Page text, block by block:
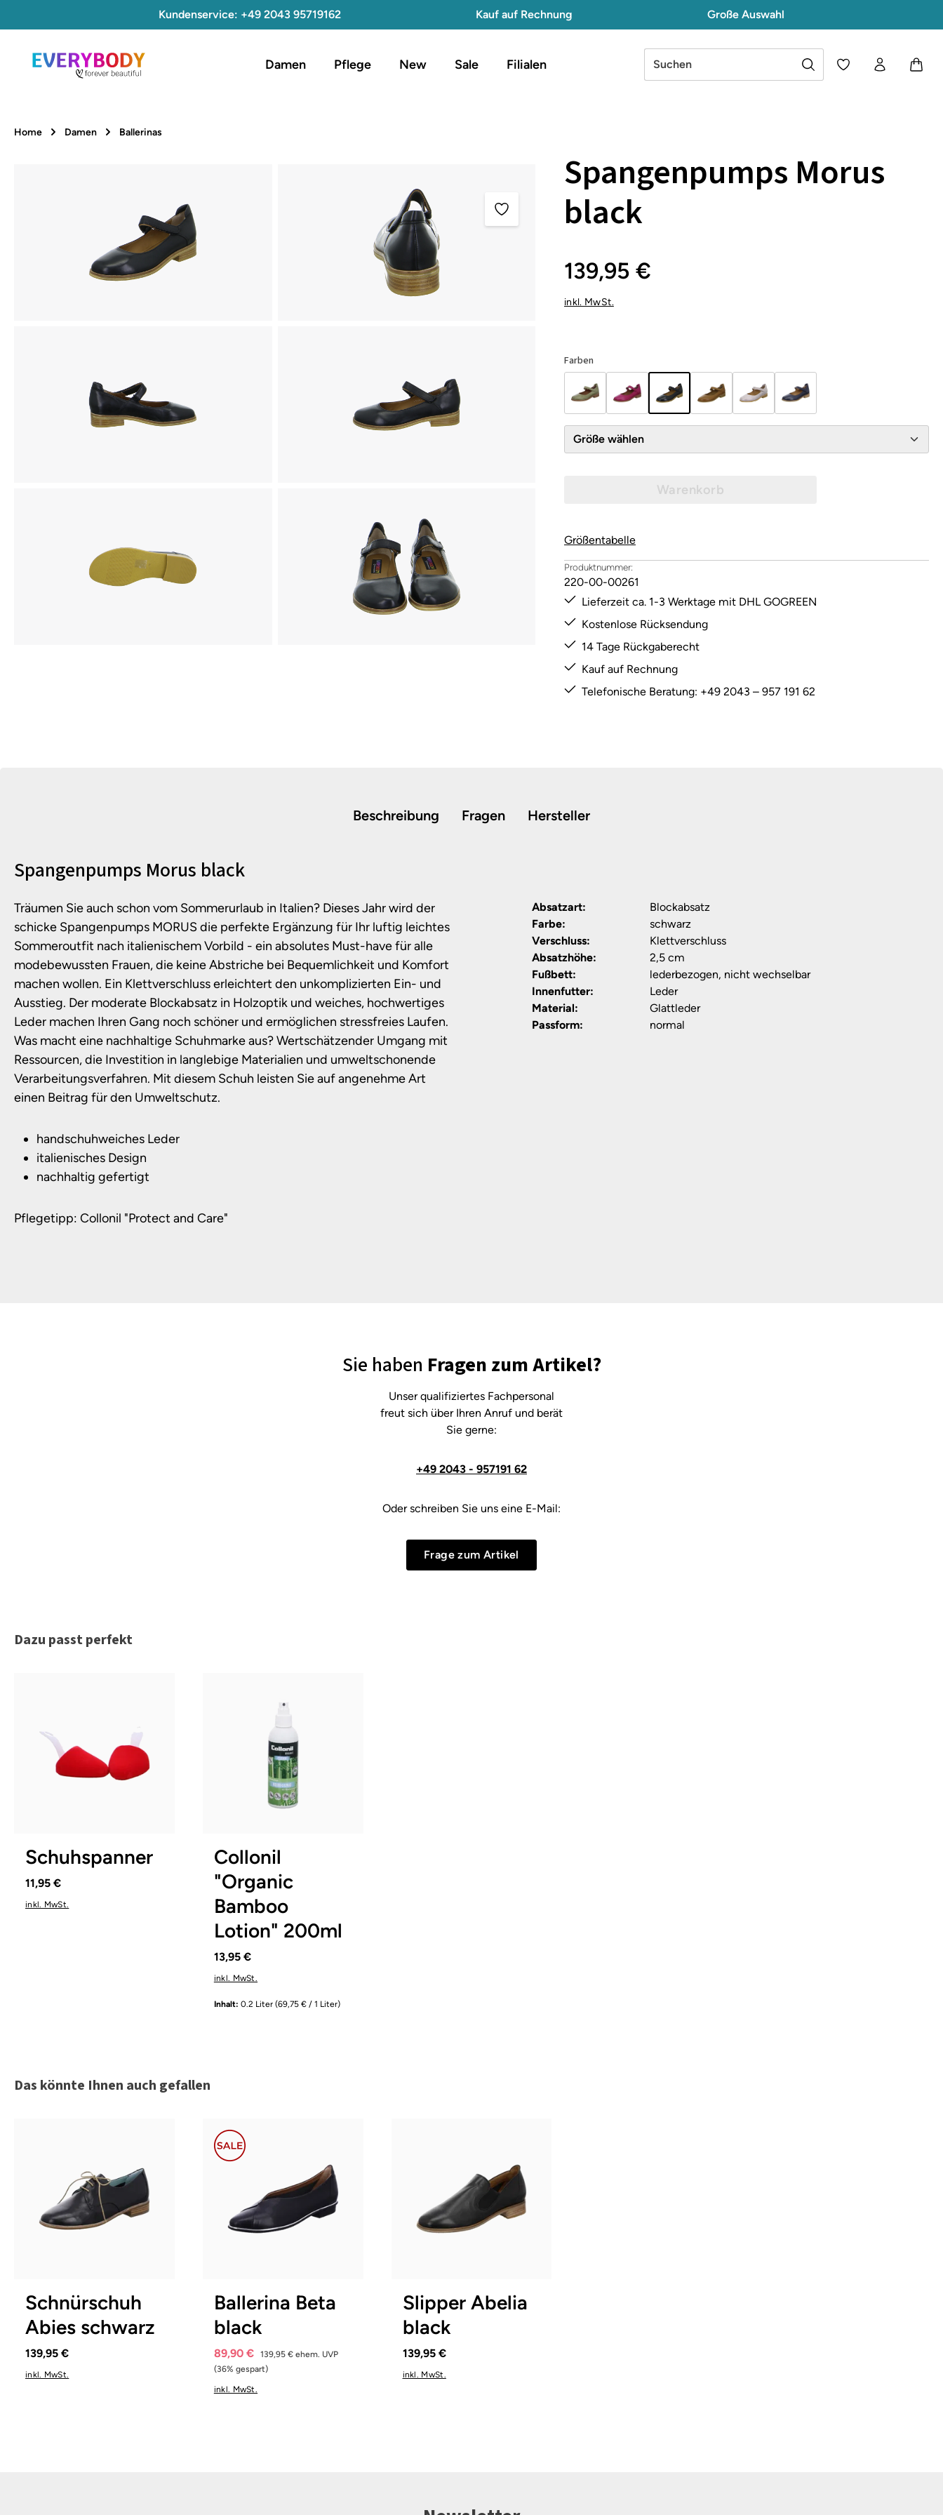
Zur Hauptnavigation springenKundenservice: +49 2043 95719162 Kauf auf Rechnung Große Auswahl
Damen Pflege New Sale Filialen Du hast 0 Produkte
Home Damen Ballerinas
Spangenpumps Morus
black
139,95 €
inkl. MwSt.
Farben
Größe wählen
Warenkorb
Größentabelle
Produktnummer:
220-00-00261
Lieferzeit ca. 1-3 Werktage mit DHL GOGREEN
Kostenlose Rücksendung
14 Tage Rückgaberecht
Kauf auf Rechnung
Telefonische Beratung: +49 2043 – 957 191 62
Beschreibung Fragen Hersteller
Produktinformationen
Spangenpumps Morus black
Träumen Sie auch schon vom Sommerurlaub in Italien? Dieses Jahr wird der
schicke Spangenpumps MORUS die perfekte Ergänzung für Ihr luftig leichtes
Sommeroutfit nach italienischem Vorbild - ein absolutes Must-have für alle
modebewussten Frauen, die keine Abstriche bei Bequemlichkeit und Komfort
machen wollen. Ein Klettverschluss erleichtert den unkomplizierten Ein- und
Ausstieg. Der moderate Blockabsatz in Holzoptik und weiches, hochwertiges
Leder machen Ihren Gang noch schöner und ermöglichen stressfreies Laufen.
Was macht eine nachhaltige Schuhmarke aus? Wertschätzender Umgang mit
Ressourcen, die Investition in langlebige Materialien und umweltschonende
Verarbeitungsverfahren. Mit diesem Schuh leisten Sie auf angenehme Art
einen Beitrag für den Umweltschutz.
handschuhweiches Leder
italienisches Design
nachhaltig gefertigt
Pflegetipp: Collonil "Protect and Care"
Absatzart:
Blockabsatz
Farbe:
schwarz
Verschluss:
Klettverschluss
Absatzhöhe:
2,5 cm
Fußbett:
lederbezogen, nicht wechselbar
Innenfutter:
Leder
Material:
Glattleder
Passform:
normal
Sie haben Fragen zum Artikel?
Unser qualifiziertes Fachpersonal
freut sich über Ihren Anruf und berät
Sie gerne:
+49 2043 - 957191 62
Oder schreiben Sie uns eine E-Mail:
Frage zum Artikel
Produktgalerie überspringen
Dazu passt perfekt
Schuhspanner
11,95 €
inkl. MwSt.
Collonil
"Organic
Bamboo
Lotion" 200ml
Inhalt: 0.2 Liter (69,75 € / 1 Liter)
13,95 €
inkl. MwSt.
Produktgalerie überspringen
Das könnte Ihnen auch gefallen
Schnürschuh
Abies schwarz
139,95 €
inkl. MwSt.
Ballerina Beta
black
89,90 € 139,95 €ehem. UVP
(36% gespart)
inkl. MwSt.
Slipper Abelia
black
139,95 €
inkl. MwSt.